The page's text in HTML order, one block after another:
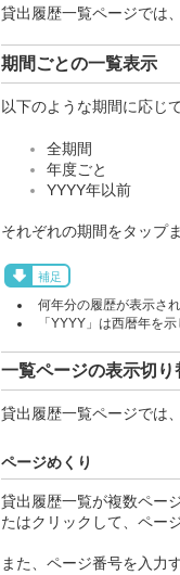
貸出履歴一覧ページでは
期間ごとの一覧表示
以下のような期間に応じ
全期間
年度ごと
YYYY年以前
それぞれの期間をタップ
補足
何年分の履歴が表示さ
「YYYY」は西暦年を示
一覧ページの表示切り
貸出履歴一覧ページでは
ページめくり
貸出履歴一覧が複数ペー
たはクリックして、ペー
また、ページ番号を入力